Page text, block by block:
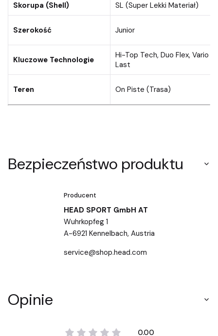
Skorupa (Shell) SL (Super Lekki Materiał)
Szerokość Junior
Kluczowe Technologie
Hi-Top Tech, Duo Flex, Vario
Last
Teren On Piste (Trasa)
Bezpieczeństwo produktu
Producent
HEAD SPORT GmbH AT
Wuhrkopfeg 1
A-6921 Kennelbach, Austria
service@shop.head.com
Opinie
0.00